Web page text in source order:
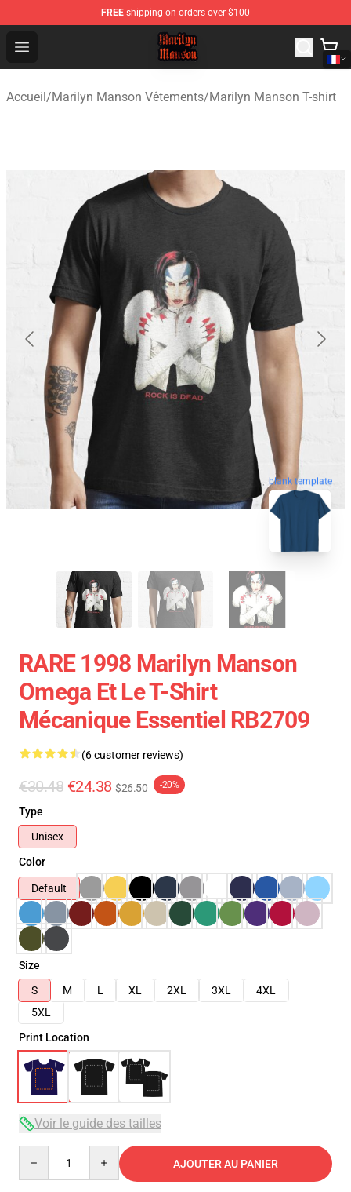
FREE shipping on orders over $100
Open menu
Marilyn Manson Shop - Official Marilyn Manson
Accueil/Marilyn Manson Vêtements/Marilyn Manson T-shirt
blank template
RARE 1998 Marilyn Manson
Omega Et Le T-Shirt
Mécanique Essentiel RB2709
(6 customer reviews)
€30.48 €24.38 $26.50 -20%
Type
Unisex
Color
Default
Size
S
M L XL 2XL 3XL
4XL
5XL
Print Location
Voir le guide des tailles
AJOUTER AU PANIER